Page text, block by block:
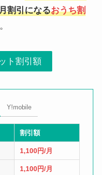
割引になるおうち割
ト割引額
Y!mobile
割引額
1,100円/月
1,100円/月